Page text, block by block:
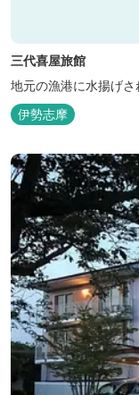
三代喜屋旅館
地元の漁港に水揚げさ
伊勢志摩